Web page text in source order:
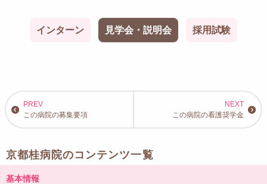
インターン 見学会・説明会 採用試験
この病院の募集要項 この病院の看護奨学金
京都桂病院のコンテンツ一覧
基本情報